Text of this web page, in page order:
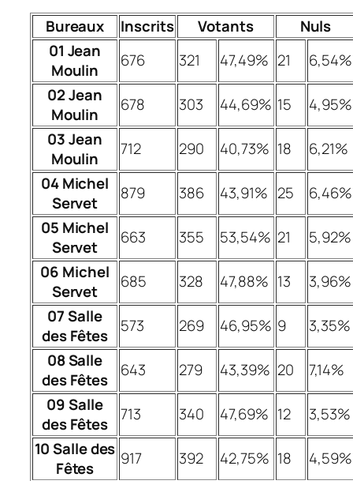
Bureaux Inscrits Votants
Nuls
01 Jean
Moulin
676 321 47,49% 21
6,54%
02 Jean
Moulin
678 303 44,69% 15
4,95%
03 Jean
Moulin
712 290 40,73% 18
6,21%
04 Michel
Servet
879 386 43,91% 25
6,46%
05 Michel
Servet
663 355 53,54% 21
5,92%
06 Michel
Servet
685 328 47,88% 13
3,96%
07 Salle
des Fêtes
573 269 46,95% 9
3,35%
08 Salle
des Fêtes
643 279 43,39% 20
7,14%
09 Salle
des Fêtes
713 340 47,69% 12
3,53%
10 Salle des
Fêtes
917 392 42,75% 18
4,59%